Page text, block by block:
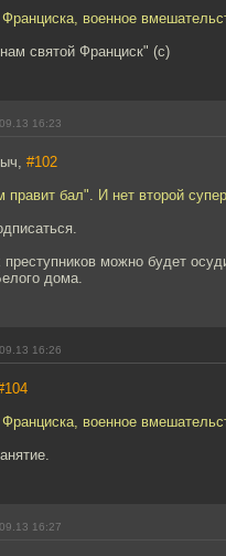
военное
святой Франциск" (c)
16:23
#102
правит бал". И нет второй
можно будет
дома.
16:26
военное
16:27